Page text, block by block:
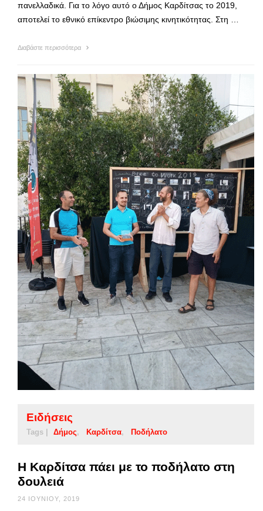
πανελλαδικά. Για το λόγο αυτό ο Δήμος Καρδίτσας το 2019,
αποτελεί το εθνικό επίκεντρο βιώσιμης κινητικότητας. Στη …
Διαβάστε περισσότερα
Ειδήσεις
Tags | Δήμος Καρδίτσα Ποδήλατο
Η Καρδίτσα πάει με το ποδήλατο στη
δουλειά
24 ΙΟΥΝΊΟΥ, 2019